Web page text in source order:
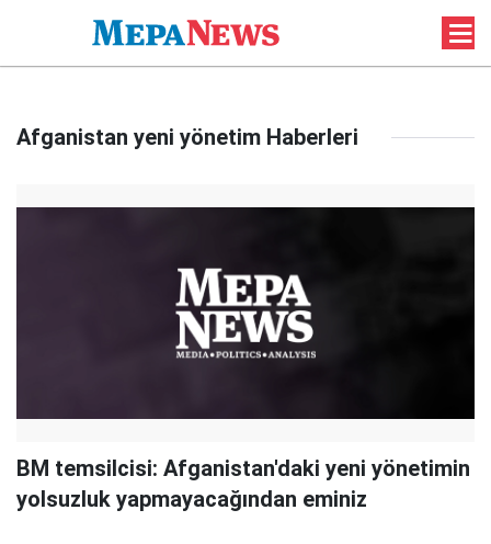
Afganistan yeni yönetim Haberleri
BM temsilcisi: Afganistan'daki yeni yönetimin
yolsuzluk yapmayacağından eminiz